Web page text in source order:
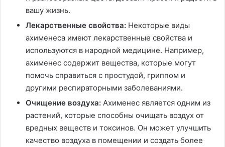
вашу жизнь.
Лекарственные свойства: Некоторые виды
ахименеса имеют лекарственные свойства и
используются в народной медицине. Например,
ахименес содержит вещества, которые могут
помочь справиться с простудой, гриппом и
другими респираторными заболеваниями.
Очищение воздуха: Ахименес является одним из
растений, которые способны очищать воздух от
вредных веществ и токсинов. Он может улучшить
качество воздуха в помещении и создать более